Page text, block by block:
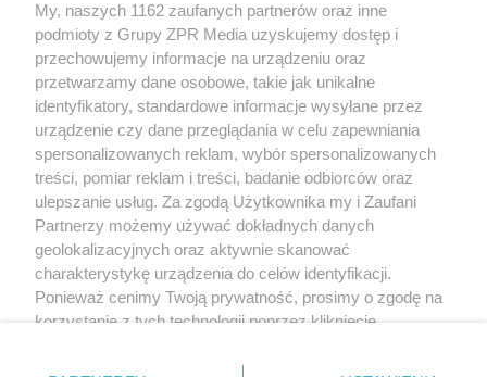
Żaden utwór zamieszczony w serwisie nie może być powielany i
rozpowszechniany lub dalej rozpowszechniany w jakikolwiek sposób (w
tym także elektroniczny lub mechaniczny) na jakimkolwiek polu
eksploatacji w jakiejkolwiek formie, włącznie z umieszczaniem w Internecie
bez pisemnej zgody właściciela praw. Jakiekolwiek użycie lub
wykorzystanie utworów w całości lub w części z naruszeniem prawa, tzn.
bez właściwej zgody, jest zabronione pod groźbą kary i może być ścigane
prawnie.
O nas
My, naszych 1162 zaufanych partnerów oraz inne
podmioty z Grupy ZPR Media uzyskujemy dostęp i
przechowujemy informacje na urządzeniu oraz
przetwarzamy dane osobowe, takie jak unikalne
identyfikatory, standardowe informacje wysyłane przez
urządzenie czy dane przeglądania w celu zapewniania
spersonalizowanych reklam, wybór spersonalizowanych
treści, pomiar reklam i treści, badanie odbiorców oraz
ulepszanie usług. Za zgodą Użytkownika my i Zaufani
Partnerzy możemy używać dokładnych danych
geolokalizacyjnych oraz aktywnie skanować
charakterystykę urządzenia do celów identyfikacji.
Ponieważ cenimy Twoją prywatność, prosimy o zgodę na
korzystanie z tych technologii poprzez kliknięcie
zmienić/wycofać klikając przycisk ustawień prywatności